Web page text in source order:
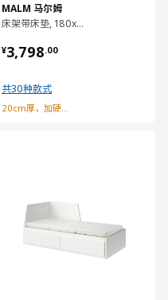
MALM 马尔姆
床架带床垫, 180x200 厘米
¥3,798.00
¥ 3798.00
共30种款式
20cm厚，加硬型弹簧床垫